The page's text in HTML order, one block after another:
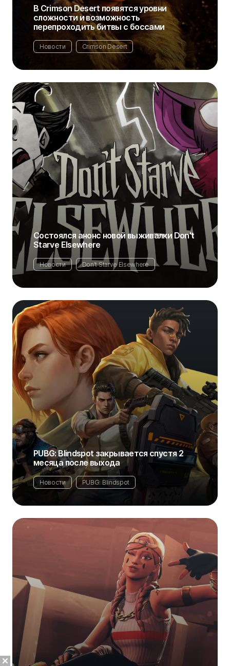
В Crimson Desert появятся уровни
сложности и возможность
перепроходить битвы с боссами
Новости Crimson Desert
Состоялся анонс новой выживалки Don't
Starve Elsewhere
Новости Don't Starve Elsewhere
PUBG: Blindspot закрывается спустя 2
месяца после выхода
Новости PUBG: Blindspot